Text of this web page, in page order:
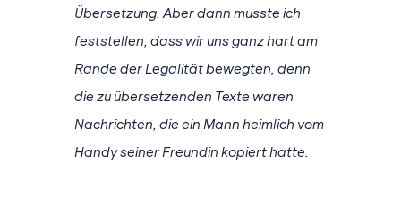
Übersetzung. Aber dann musste ich
feststellen, dass wir uns ganz hart am
Rande der Legalität bewegten, denn
die zu übersetzenden Texte waren
Nachrichten, die ein Mann heimlich vom
Handy seiner Freundin kopiert hatte.